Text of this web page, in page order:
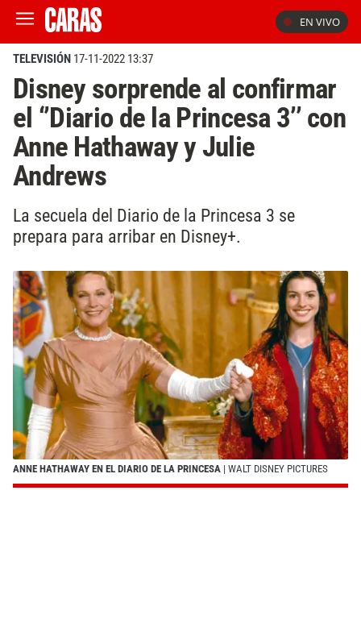
EN VIVO
TELEVISIÓN 17-11-2022 13:37
Disney sorprende al confirmar
el ‘’Diario de la Princesa 3’’ con
Anne Hathaway y Julie
Andrews
La secuela del Diario de la Princesa 3 se
prepara para arribar en Disney+.
ANNE HATHAWAY EN EL DIARIO DE LA PRINCESA | WALT DISNEY PICTURES